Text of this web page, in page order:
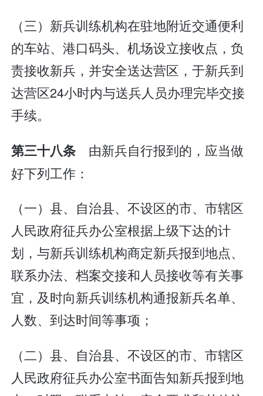
（三）新兵训练机构在驻地附近交通便利
的车站、港口码头、机场设立接收点，负
责接收新兵，并安全送达营区，于新兵到
达营区24小时内与送兵人员办理完毕交接
手续。
第三十八条 由新兵自行报到的，应当做
好下列工作：
（一）县、自治县、不设区的市、市辖区
人民政府征兵办公室根据上级下达的计
划，与新兵训练机构商定新兵报到地点、
联系办法、档案交接和人员接收等有关事
宜，及时向新兵训练机构通报新兵名单、
人数、到达时间等事项；
（二）县、自治县、不设区的市、市辖区
人民政府征兵办公室书面告知新兵报到地